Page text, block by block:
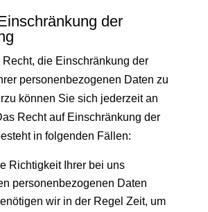
der
die Einschränkung der
personenbezogenen Daten zu
können Sie sich jederzeit an
Recht auf Einschränkung der
in folgenden Fällen:
Richtigkeit Ihrer bei uns
personenbezogenen Daten
wir in der Regel Zeit, um